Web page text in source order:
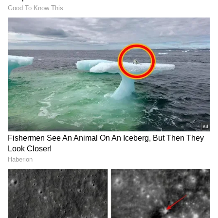
Gadag; ಪ್ರವಾದಿ ಪೈಗಂಬರ ಕುರಿತು ಪ್ರಬಂಧ ಏರ್ಪಡಿಸಿದ್ದ
ಟೀಚರ್ ಗೆ ಘೇರಾವ್
LATEST VIDEOS
"ರಾಜಕೀಯ ಬೇಡ, ಸಿನಿಮಾನೇ ಪ್ರಾಣ":
ಕನಕೋತ್ಸವದಲ್ಲಿ ರಿಷಬ್ ಶೆಟ್ಟಿ | Rishab
Shetty speech | Suvarna News
ಶೇ.50 ರಿಂದ ಶೇ.18 ಕ್ಕೆ TAX ಇಳಿಕೆ: ಮೋದಿ-
ಟ್ರಂಪ್ ಐತಿಹಾಸಿಕ ಒಪ್ಪಂದ | India US
Trade Deal | Party Rounds